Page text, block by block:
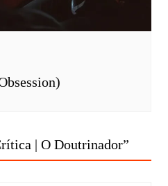
| O Doutrinador”